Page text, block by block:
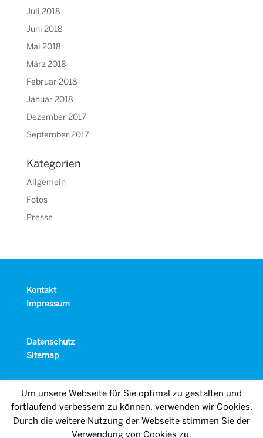
Juli 2018
Juni 2018
Mai 2018
März 2018
Februar 2018
Januar 2018
Dezember 2017
September 2017
Kategorien
Allgemein
Fotos
Presse
Kontakt
Impressum
Datenschutz
Sitemap
Um unsere Webseite für Sie optimal zu gestalten und
fortlaufend verbessern zu können, verwenden wir Cookies.
Durch die weitere Nutzung der Webseite stimmen Sie der
Verwendung von Cookies zu.